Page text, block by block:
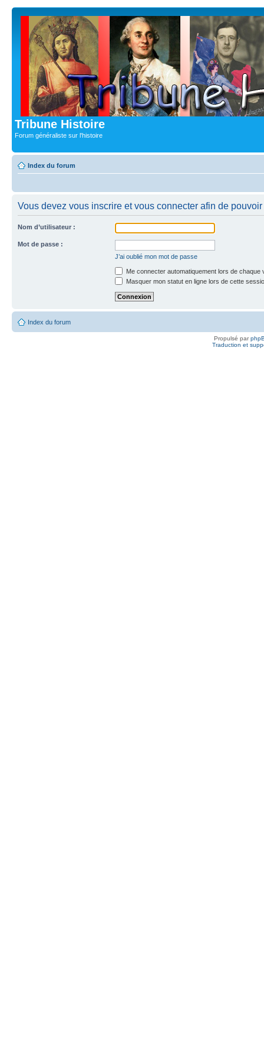
Tribune Histoire
Forum généraliste sur l'histoire
Index du forum
Vous devez vous inscrire et vous connecter afin de
Nom d’utilisateur :
Mot de passe :
J’ai oublié mon mot de passe
Me connecter automatiquement lors de chaque
Masquer mon statut en ligne lors de cette
Index du forum
Propulsé par
Traduction et